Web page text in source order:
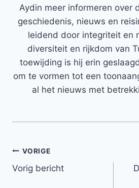
Aydin meer informeren over
geschiedenis, nieuws en
leidend door integriteit en
diversiteit en rijkdom van
toewijding is hij erin
om te vormen tot een
al het nieuws met
Bericht
navigatie
VORIGE
Vorig bericht